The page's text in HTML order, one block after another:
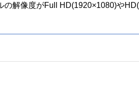
解像度がFull HD(1920×1080)や